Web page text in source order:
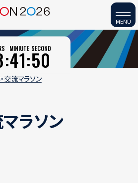
41:
MINIUTE 50
SECOND
交流マラソン
ラソン
MENU